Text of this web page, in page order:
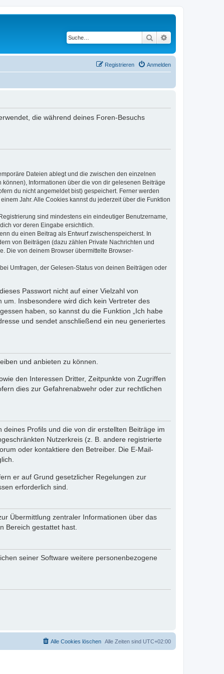
Suche
Anmelden
Registrieren
die während deines Foren-Besuchs
Dateien ablegt und die zwischen den einzelnen
Informationen über die von dir gelesenen Beiträge
du nicht angemeldet bist) gespeichert. Ferner werden
Jahr. Alle Cookies kannst du jederzeit über die Funktion
sind mindestens ein eindeutiger Benutzername,
vor deren Eingabe ersichtlich.
du einen Beitrag als Entwurf zwischenspeicherst. In
von Beiträgen (dazu zählen Private Nachrichten und
Die von deinem Browser übermittelte Browser-
Umfragen, der Gelesen-Status von deinen Beiträgen oder
Passwort nicht auf einer Vielzahl von
Insbesondere wird dich kein Vertreter des
haben, so kannst du die Funktion „Ich habe
und sendet anschließend ein neu generiertes
und anbieten zu können.
den Interessen Dritter, Zeitpunkte von Zugriffen
dies zur Gefahrenabwehr oder zur rechtlichen
Profils und die von dir erstellten Beiträge im
Nutzerkreis (z. B. andere registrierte
oder kontaktiere den Betreiber. Die E-Mail-
er auf Grund gesetzlicher Regelungen zur
erforderlich sind.
Übermittlung zentraler Informationen über das
Bereich gestattet hast.
seiner Software weitere personenbezogene
Alle Zeiten sind UTC+02:00
Alle Cookies löschen